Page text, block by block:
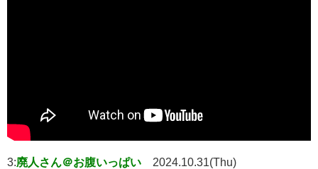
3:廃人さん＠お腹いっぱい
2024.10.31(Thu)